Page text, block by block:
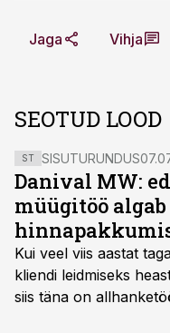
Jaga Vihja
SEOTUD LOOD
ST SISUTURUNDUS
Danival MW:
müügitöö
Kui veel viis aastat
kliendi leidmiseks
siis täna on